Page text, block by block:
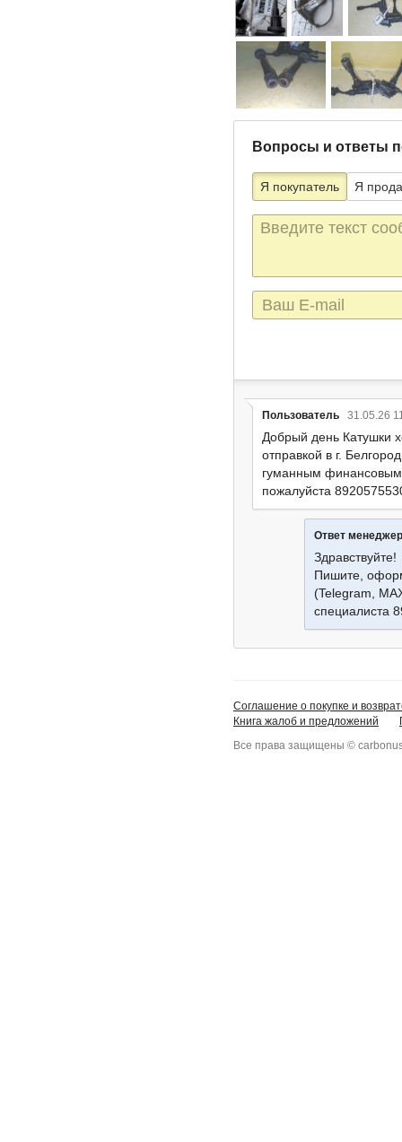
Вопросы и ответы
Я покупатель Я
Текст
сообщения
E-
mail
Пользователь 31.05.26
Добрый день Катушки
отправкой в г.
гуманным финансовым
пожалуйста
Ответ
Здравствуйте!
Пишите,
(Telegram,
специалиста
Соглашение о покупке и
Книга жалоб и предложений
Все права защищены ©